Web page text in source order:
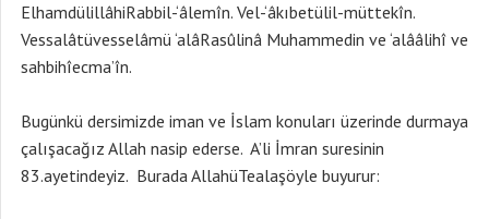
ElhamdülillâhiRabbil-‘âlemîn. Vel-‘âkıbetülil-müttekîn.
Vessalâtüvesselâmü ‘alâRasûlinâ Muhammedin ve ‘alââlihî ve
sahbihîecma’în.
Bugünkü dersimizde iman ve İslam konuları üzerinde durmaya
çalışacağız Allah nasip ederse. A’li İmran suresinin
83.ayetindeyiz. Burada AllahüTealaşöyle buyurur: